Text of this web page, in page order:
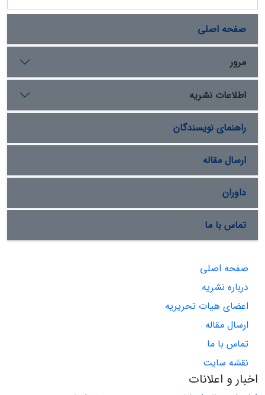
صفحه اصلی
مرور
اطلاعات نشریه
راهنمای نویسندگان
ارسال مقاله
داوران
تماس با ما
صفحه اصلی
درباره نشریه
اعضای هیات تحریریه
ارسال مقاله
تماس با ما
نقشه سایت
اخبار و اعلانات